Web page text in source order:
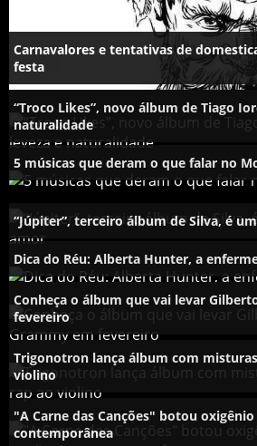
Carnavalores e tentativas de
festa
“Troco Likes”, novo álbum de Tiago
naturalidade
5 músicas que deram o que falar no
“Júpiter”, terceiro álbum de Silva, é
Dica do Réu: Alberta Hunter, a
Conheça o álbum que vai levar
fevereiro
Trigonotron lança álbum com
violino
"A Carne das Canções" botou
contemporânea